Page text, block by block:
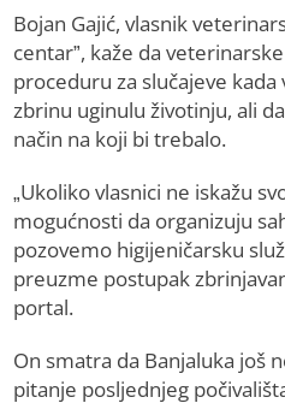
Bojan Gajić, vlasnik
centar”, kaže da
proceduru za slučajeve
zbrinu uginulu životinju, ali
način na koji bi trebalo.
„Ukoliko vlasnici ne iskažu
mogućnosti da organizuju
pozovemo higijeničarsku
preuzme postupak
portal.
On smatra da Banjaluka još
pitanje posljednjeg